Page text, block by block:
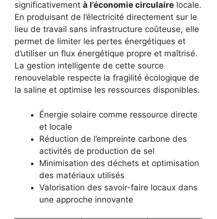
significativement à l’économie circulaire locale.
En produisant de l’électricité directement sur le
lieu de travail sans infrastructure coûteuse, elle
permet de limiter les pertes énergétiques et
d’utiliser un flux énergétique propre et maîtrisé.
La gestion intelligente de cette source
renouvelable respecte la fragilité écologique de
la saline et optimise les ressources disponibles.
Énergie solaire comme ressource directe
et locale
Réduction de l’empreinte carbone des
activités de production de sel
Minimisation des déchets et optimisation
des matériaux utilisés
Valorisation des savoir-faire locaux dans
une approche innovante